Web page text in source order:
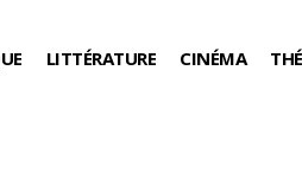
LITTÉRATURE CINÉMA